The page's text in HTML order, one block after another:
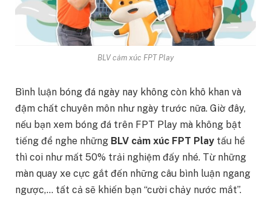
BLV cảm xúc FPT Play
Bình luận bóng đá ngày nay không còn khô khan và
đậm chất chuyên môn như ngày trước nữa. Giờ đây,
nếu bạn xem bóng đá trên FPT Play mà không bật
tiếng để nghe những BLV cảm xúc FPT Play tấu hề
thì coi như mất 50% trải nghiệm đấy nhé. Từ những
màn quay xe cực gắt đến những câu bình luận ngang
ngược,… tất cả sẽ khiến bạn “cười chảy nước mắt”.